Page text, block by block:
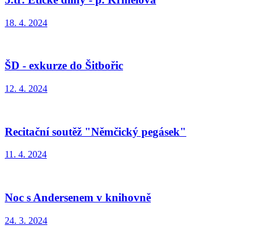
18. 4. 2024
ŠD - exkurze do Šitbořic
12. 4. 2024
Recitační soutěž "Němčický pegásek"
11. 4. 2024
Noc s Andersenem v knihovně
24. 3. 2024